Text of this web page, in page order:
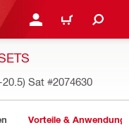
ANMELDEN ODER
WARENKORB
Sat #2074630
Vorteile &